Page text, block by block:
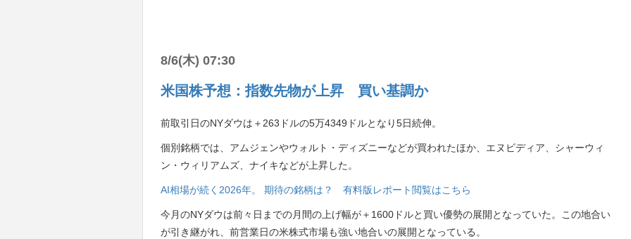
8/6(木) 07:30
米国株予想：指数先物が上昇 買い基調か
前取引日のNYダウは＋263ドルの5万4349ドルとなり5日続伸。
個別銘柄では、アムジェンやウォルト・ディズニーなどが買われたほか、エヌビディア、シャーウィ
ン・ウィリアムズ、ナイキなどが上昇した。
AI相場が続く2026年。 期待の銘柄は？ 有料版レポート閲覧はこちら
今月のNYダウは前々日までの月間の上げ幅が＋1600ドルと買い優勢の展開となっていた。この地合い
が引き継がれ、前営業日の米株式市場も強い地合いの展開となっている。